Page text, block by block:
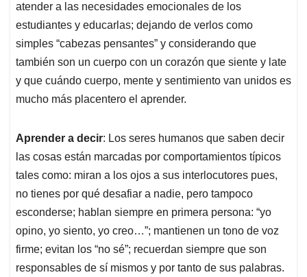
atender a las necesidades emocionales de los
estudiantes y educarlas; dejando de verlos como
simples “cabezas pensantes” y considerando que
también son un cuerpo con un corazón que siente y late
y que cuándo cuerpo, mente y sentimiento van unidos es
mucho más placentero el aprender.
Aprender a decir: Los seres humanos que saben decir
las cosas están marcadas por comportamientos típicos
tales como: miran a los ojos a sus interlocutores pues,
no tienes por qué desafiar a nadie, pero tampoco
esconderse; hablan siempre en primera persona: “yo
opino, yo siento, yo creo…”; mantienen un tono de voz
firme; evitan los “no sé”; recuerdan siempre que son
responsables de sí mismos y por tanto de sus palabras.